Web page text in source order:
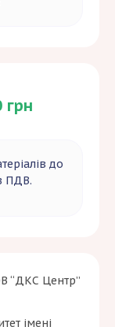
“ДКС Центр”
імені
грн
до
ПДВ.